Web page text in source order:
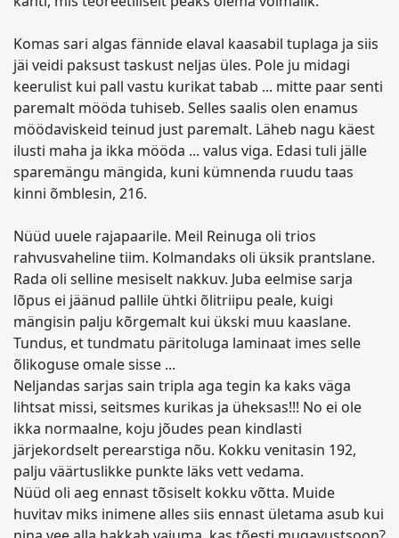
Komas sari algas fännide elaval kaasabil tuplaga ja siis
jäi veidi paksust taskust neljas üles. Pole ju midagi
keerulist kui pall vastu kurikat tabab ... mitte paar senti
paremalt mööda tuhiseb. Selles saalis olen enamus
möödaviskeid teinud just paremalt. Läheb nagu käest
ilusti maha ja ikka mööda ... valus viga. Edasi tuli jälle
sparemängu mängida, kuni kümnenda ruudu taas
kinni õmblesin, 216.
Nüüd uuele rajapaarile. Meil Reinuga oli trios
rahvusvaheline tiim. Kolmandaks oli üksik prantslane.
Rada oli selline mesiselt nakkuv. Juba eelmise sarja
lõpus ei jäänud pallile ühtki õlitriipu peale, kuigi
mängisin palju kõrgemalt kui ükski muu kaaslane.
Tundus, et tundmatu päritoluga laminaat imes selle
õlikoguse omale sisse ...
Neljandas sarjas sain tripla aga tegin ka kaks väga
lihtsat missi, seitsmes kurikas ja üheksas!!! No ei ole
ikka normaalne, koju jõudes pean kindlasti
järjekordselt perearstiga nõu. Kokku venitasin 192,
palju väärtuslikke punkte läks vett vedama.
Nüüd oli aeg ennast tõsiselt kokku võtta. Muide
huvitav miks inimene alles siis ennast ületama asub kui